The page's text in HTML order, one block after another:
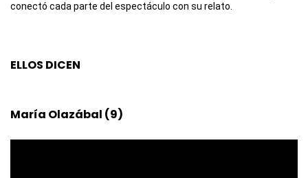
conectó cada parte del espectáculo con su relato.
ELLOS DICEN
María Olazábal (9)